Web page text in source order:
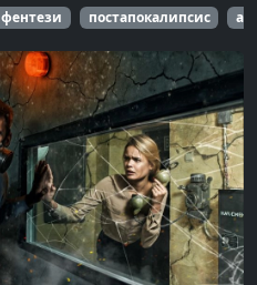
фентези постапокалипсис